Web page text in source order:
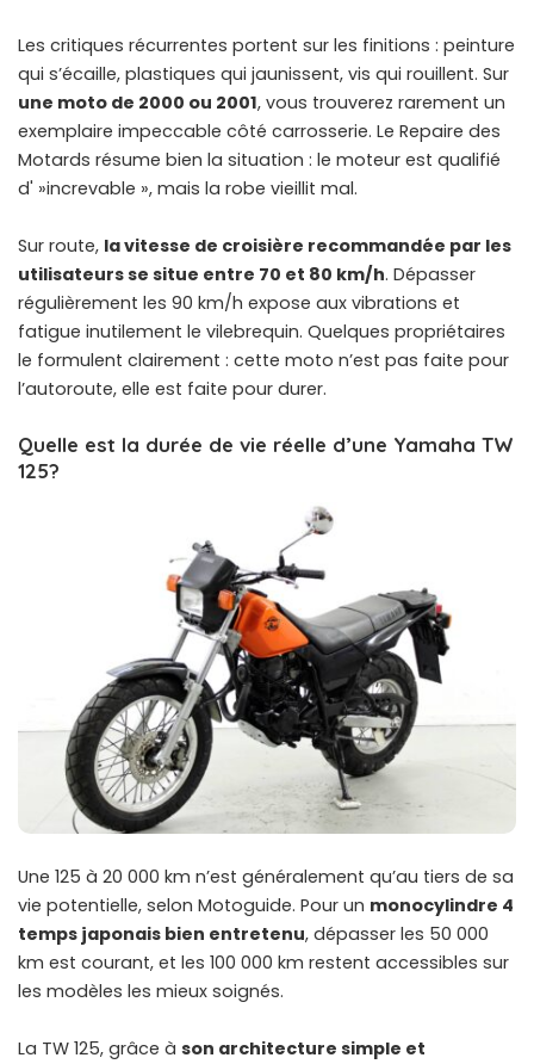
Les critiques récurrentes portent sur les finitions : peinture
qui s’écaille, plastiques qui jaunissent, vis qui rouillent. Sur
une moto de 2000 ou 2001, vous trouverez rarement un
exemplaire impeccable côté carrosserie. Le Repaire des
Motards résume bien la situation : le moteur est qualifié
d' »increvable », mais la robe vieillit mal.
Sur route, la vitesse de croisière recommandée par les
utilisateurs se situe entre 70 et 80 km/h. Dépasser
régulièrement les 90 km/h expose aux vibrations et
fatigue inutilement le vilebrequin. Quelques propriétaires
le formulent clairement : cette moto n’est pas faite pour
l’autoroute, elle est faite pour durer.
Quelle est la durée de vie réelle d’une Yamaha TW
125?
Une 125 à 20 000 km n’est généralement qu’au tiers de sa
vie potentielle, selon Motoguide. Pour un monocylindre 4
temps japonais bien entretenu, dépasser les 50 000
km est courant, et les 100 000 km restent accessibles sur
les modèles les mieux soignés.
La TW 125, grâce à son architecture simple et